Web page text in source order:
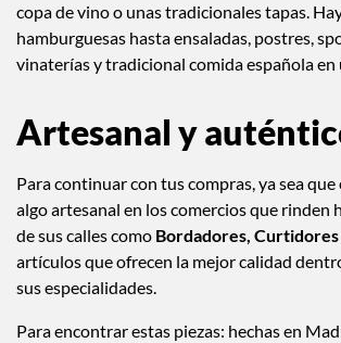
copa de vino o unas tradicionales tapas.
hamburguesas hasta ensaladas, postres,
vinaterías y tradicional comida española en
Artesanal y
Para continuar con tus compras, ya sea que
algo artesanal en los comercios que rinden
de sus calles como Bordadores,
artículos que ofrecen la mejor calidad
sus especialidades.
Para encontrar estas piezas: hechas en